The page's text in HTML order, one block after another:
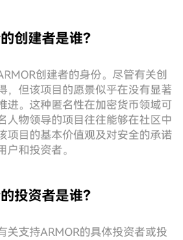
创建者是谁？
创建者的身份。尽管有关创
，但该项目的愿景似乎在没有显著
进。这种匿名性在加密货币领域可
人物领导的项目往往能够在社区中
项目的基本价值观及对安全的承诺
户和投资者。
投资者是谁？
关支持ARMOR的具体投资者或投